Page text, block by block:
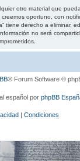
otro material que
oportuno, con
derecho a
no será
® Forum Software ©
español por phpBB
| Condiciones